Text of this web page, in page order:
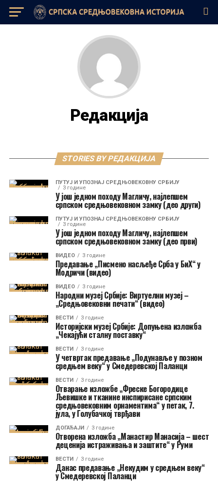
Редакција
STORIES BY РЕДАКЦИЈА
ПУТУЈ И УПОЗНАЈ СРЕДЊОВЕКОВНУ СРБИЈУ
3 године
У још једном походу Магличу, најлепшем
српском средњовековном замку (део други)
ПУТУЈ И УПОЗНАЈ СРЕДЊОВЕКОВНУ СРБИЈУ
3 године
У још једном походу Магличу, најлепшем
српском средњовековном замку (део први)
ВИДЕО 3 године
Предавање „Писмено насљеђе Срба у БиХ“ у
Модричи (видео)
ВИДЕО 3 године
Народни музеј Србије: Виртуелни музеј –
„Средњовековни печати“ (видео)
ВЕСТИ 3 године
Историјски музеј Србије: Допуњена изложба
„Чекајући сталну поставку“
ВЕСТИ 3 године
У четвртак предавање „Подунавље у позном
средњем веку“ у Смедеревској Паланци
ВЕСТИ 3 године
Отварање изложбе „Фреске Богородице
Љевишке и тканине инспирисане српским
средњовековним орнаментима“ у петак, 7.
јула, у Голубачкој тврђави
ДОГАЂАЈИ 3 године
Отворена изложба „Манастир Манасија – шест
деценија истраживања и заштите“ у Руми
ВЕСТИ 3 године
Данас предавање „Некудим у средњем веку“
у Смедеревској Паланци